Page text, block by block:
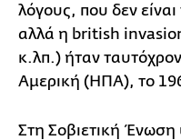
λόγους, που δεν
αλλά η british
κ.λπ.) ήταν
Αμερική (ΗΠΑ), το
Στη Σοβιετική